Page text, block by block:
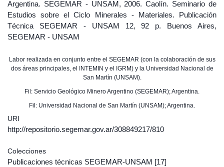
Argentina. SEGEMAR - UNSAM, 2006. Caolín. Seminario de
Estudios sobre el Ciclo Minerales - Materiales. Publicación
Técnica SEGEMAR - UNSAM 12, 92 p. Buenos Aires,
SEGEMAR - UNSAM
Labor realizada en conjunto entre el SEGEMAR (con la colaboración de sus
dos áreas principales, el INTEMIN y el IGRM) y la Universidad Nacional de
San Martín (UNSAM).
Fil: Servicio Geológico Minero Argentino (SEGEMAR); Argentina.
Fil: Universidad Nacional de San Martín (UNSAM); Argentina.
URI
http://repositorio.segemar.gov.ar/308849217/810
Colecciones
Publicaciones técnicas SEGEMAR-UNSAM [17]